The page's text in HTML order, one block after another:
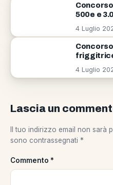
500e e
4 Luglio
4 Luglio
Lascia un
Il tuo indirizzo email non sarà
sono contrassegnati *
Commento *